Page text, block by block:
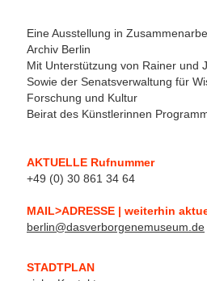
Eine Ausstellung in
Archiv Berlin
Mit Unterstützung von Rainer und
Sowie der Senatsverwaltung für
Forschung und Kultur
Beirat des Künstlerinnen
AKTUELLE Rufnummer
+49 (0) 30 861 34 64
MAIL>ADRESSE | weiterhin
berlin@dasverborgenemuseum.de
STADTPLAN